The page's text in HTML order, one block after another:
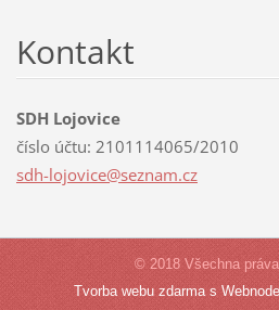
Kontakt
SDH Lojovice
číslo účtu: 2101114065/2010
sdh-lojovice@seznam.cz
© 2018 Všechna
Tvorba webu zdarma s Webnode